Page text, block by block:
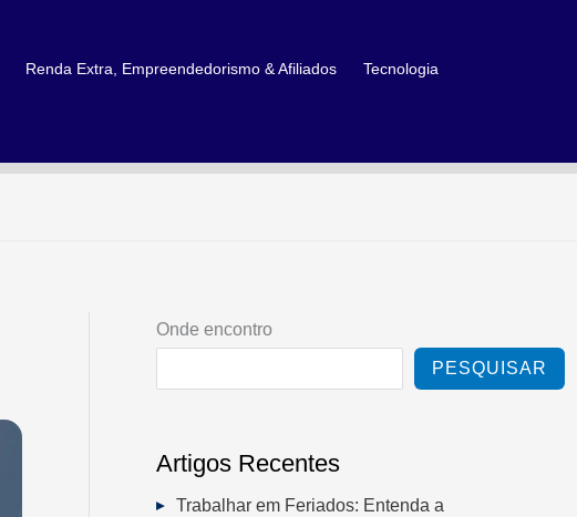
Renda Extra, Empreendedorismo & Afiliados
Tecnologia
Onde encontro
PESQUISAR
Artigos Recentes
Trabalhar em Feriados: Entenda a